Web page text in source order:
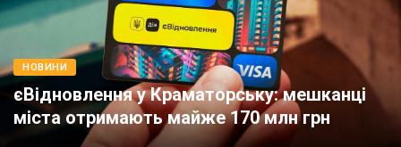
НОВИНИ
єВідновлення у Краматорську: мешканці
міста отримають майже 170 млн грн